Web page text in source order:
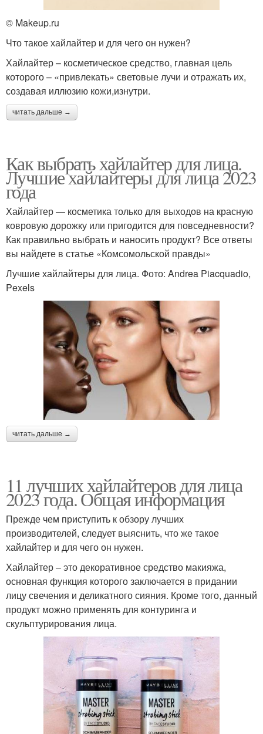
© Makeup.ru
Что такое хайлайтер и для чего он нужен?
Хайлайтер – косметическое средство, главная цель
которого – «привлекать» световые лучи и отражать их,
создавая иллюзию кожи,изнутри.
читать дальше →
Как выбрать хайлайтер для лица.
Лучшие хайлайтеры для лица 2023
года
Хайлайтер — косметика только для выходов на красную
ковровую дорожку или пригодится для повседневности?
Как правильно выбрать и наносить продукт? Все ответы
вы найдете в статье «Комсомольской правды»
Лучшие хайлайтеры для лица. Фото: Andrea Piacquadio,
Pexels
читать дальше →
11 лучших хайлайтеров для лица
2023 года. Общая информация
Прежде чем приступить к обзору лучших
производителей, следует выяснить, что же такое
хайлайтер и для чего он нужен.
Хайлайтер – это декоративное средство макияжа,
основная функция которого заключается в придании
лицу свечения и деликатного сияния. Кроме того, данный
продукт можно применять для контуринга и
скульптурирования лица.